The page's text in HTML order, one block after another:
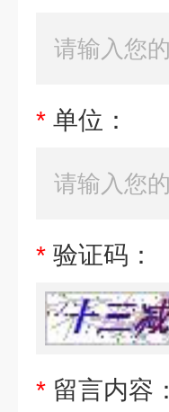
* 单位：
* 验证码：
* 留言内容：